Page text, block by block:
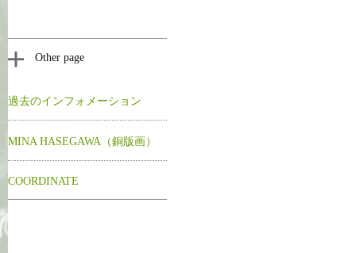
Other page
過去のインフォメーション
MINA HASEGAWA（銅版画）
COORDINATE